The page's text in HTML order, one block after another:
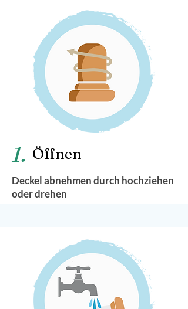
1. Öffnen
Deckel abnehmen durch hochziehen
oder drehen